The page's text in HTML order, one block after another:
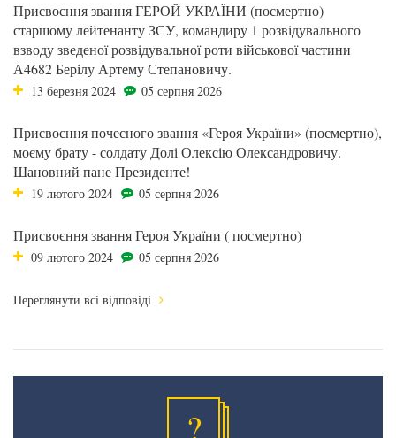
Присвоєння звання ГЕРОЙ УКРАЇНИ (посмертно)
старшому лейтенанту ЗСУ, командиру 1 розвідувального
взводу зведеної розвідувальної роти військової частини
А4682 Берілу Артему Степановичу.
13 березня 2024 05 серпня 2026
Присвоєння почесного звання «Героя України» (посмертно),
моєму брату - солдату Долі Олексію Олександровичу.
Шановний пане Президенте!
19 лютого 2024 05 серпня 2026
Присвоєння звання Героя України ( посмертно)
09 лютого 2024 05 серпня 2026
Переглянути всі відповіді
?